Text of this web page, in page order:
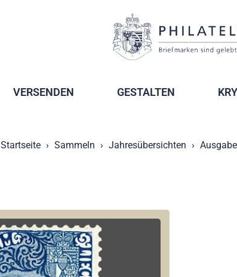
VERSENDEN GESTALTEN
Startseite Sammeln Jahresübersichten